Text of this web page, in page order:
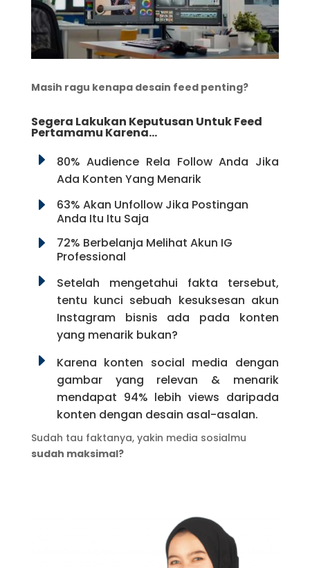
Masih ragu kenapa desain feed penting?
Segera Lakukan Keputusan Untuk Feed
Pertamamu Karena…
E
80% Audience Rela Follow Anda Jika
Ada Konten Yang Menarik
E
63% Akan Unfollow Jika Postingan
Anda Itu Itu Saja
E
72% Berbelanja Melihat Akun IG
Professional
E
Setelah mengetahui fakta tersebut,
tentu kunci sebuah kesuksesan akun
Instagram bisnis ada pada konten
yang menarik bukan?
E
Karena konten social media dengan
gambar yang relevan & menarik
mendapat 94% lebih views daripada
konten dengan desain asal-asalan.
Sudah tau faktanya, yakin media sosialmu
sudah maksimal?